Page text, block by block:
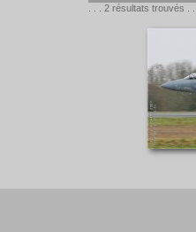
. . . 2 résultats trouvés . . .